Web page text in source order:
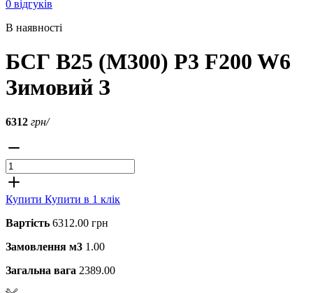
0 відгуків
В наявності
БСГ B25 (M300) P3 F200 W6
Зимовий З
6312 грн/
Купити Купити в 1 клік
Вартість 6312.00 грн
Замовлення м3 1.00
Загальна вага 2389.00